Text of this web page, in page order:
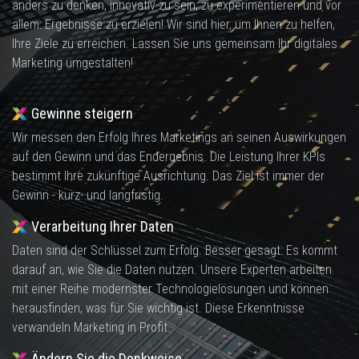
anders zu denken, innovativ zu sein, zu experimentieren und vor
allem: Ergebnisse zu erzielen! Wir sind hier, um Ihnen zu helfen,
Ihre Ziele zu erreichen. Lassen Sie uns gemeinsam Ihr digitales
Marketing umgestalten!
Gewinne steigern
Wir messen den Erfolg Ihres Marketings an seinen Auswirkungen
auf den Gewinn und das Endergebnis. Die Leistung Ihrer KPIs
bestimmt Ihre zukünftige Ausrichtung. Das Ziel ist immer der
Gewinn - kurz- und langfristig.
Verarbeitung Ihrer Daten
Daten sind der Schlüssel zum Erfolg. Besser gesagt: Es kommt
darauf an, wie Sie die Daten nutzen. Unsere Experten arbeiten
mit einer Reihe modernster Technologielösungen und können
herausfinden, was für Sie wichtig ist. Diese Erkenntnisse
verwandeln Marketing in Profit.